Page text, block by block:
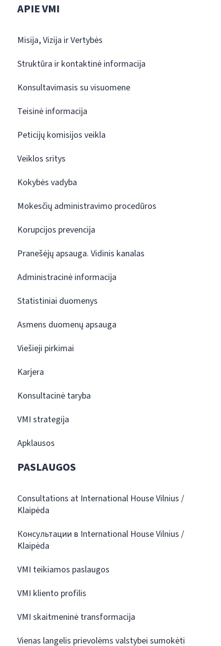
APIE VMI
Misija, Vizija ir Vertybės
Struktūra ir kontaktinė informacija
Konsultavimasis su visuomene
Teisinė informacija
Peticijų komisijos veikla
Veiklos sritys
Kokybės vadyba
Mokesčių administravimo procedūros
Korupcijos prevencija
Pranešėjų apsauga. Vidinis kanalas
Administracinė informacija
Statistiniai duomenys
Asmens duomenų apsauga
Viešieji pirkimai
Karjera
Konsultacinė taryba
VMI strategija
Apklausos
PASLAUGOS
Consultations at International House Vilnius /
Klaipėda
Консультации в International House Vilnius /
Klaipėda
VMI teikiamos paslaugos
VMI kliento profilis
VMI skaitmeninė transformacija
Vienas langelis prievolėms valstybei sumokėti